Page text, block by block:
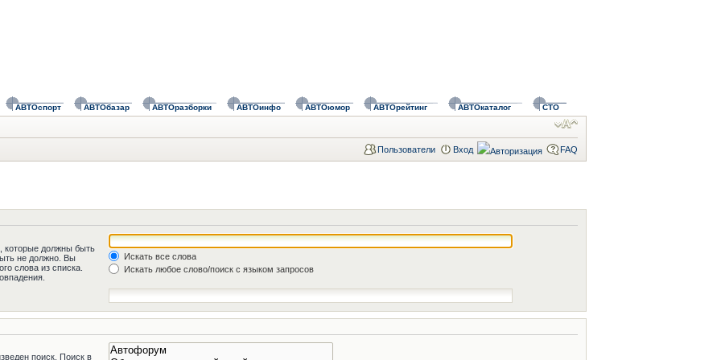
АВТОспорт АВТОбазар АВТОразборки АВТОинфо АВТОюмор АВТОрейтинг АВТОкаталог СТО
Пользователи Вход FAQ
которые должны быть
не должно. Вы
слова из списка.
Искать все слова
Искать любое слово/поиск с языком запросов
поиск. Поиск в